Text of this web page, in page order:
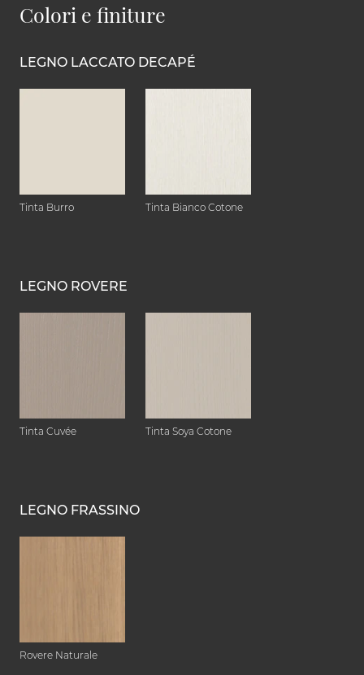
Colori e finiture
LEGNO LACCATO DECAPÉ
Tinta Burro Tinta Bianco Cotone
LEGNO ROVERE
Tinta Cuvée Tinta Soya Cotone
LEGNO FRASSINO
Rovere Naturale